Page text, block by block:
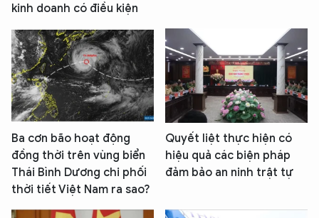
kinh doanh có điều kiện
Ba cơn bão hoạt động
đồng thời trên vùng biển
Thái Bình Dương chi phối
thời tiết Việt Nam ra sao?
Quyết liệt thực hiện có
hiệu quả các biện pháp
đảm bảo an ninh trật tự